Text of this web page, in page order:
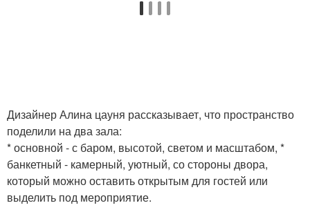
Дизайнер Алина цауня рассказывает, что пространство
поделили на два зала:
* основной - с баром, высотой, светом и масштабом, *
банкетный - камерный, уютный, со стороны двора,
который можно оставить открытым для гостей или
выделить под мероприятие.